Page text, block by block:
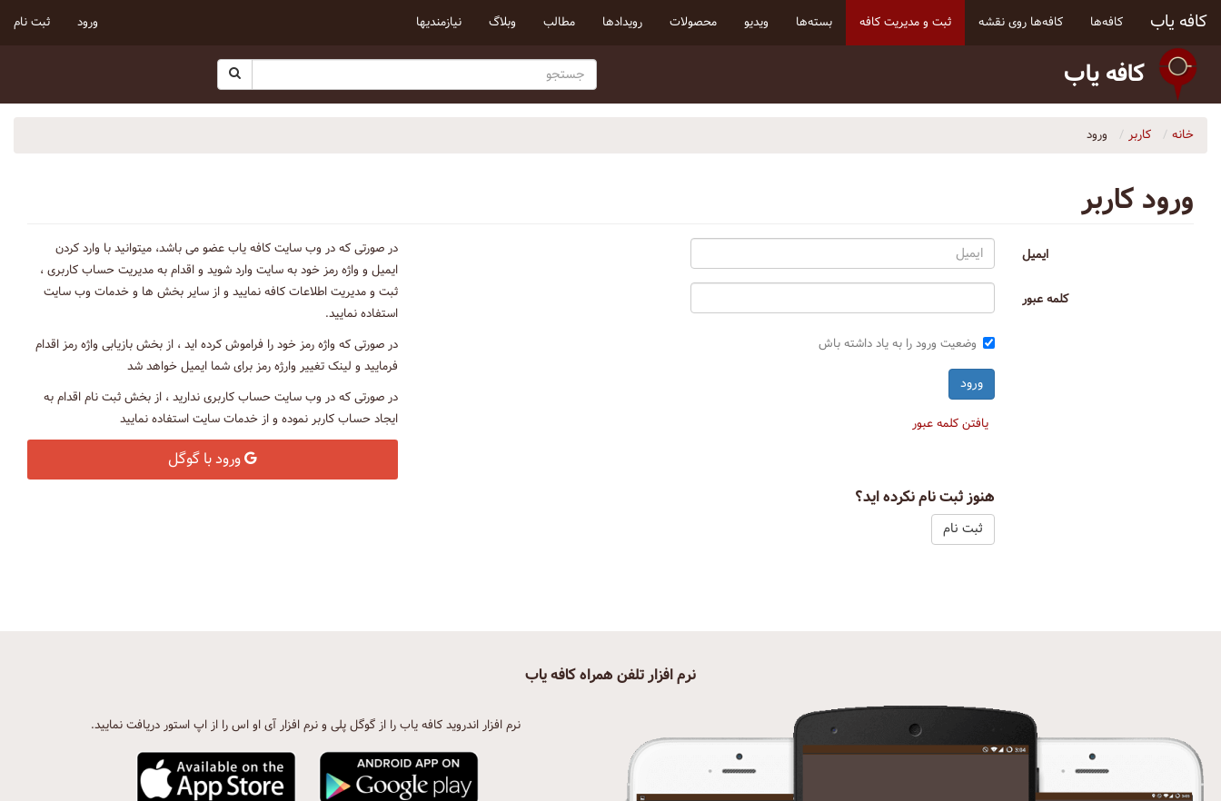
کافه یاب کافه‌ها کافه‌ها روی نقشه ثبت و مدیریت کافه بسته‌ها ویدیو محصولات رویداد‌ها مطالب وبلاگ نیازمندیها ورود ثبت نام
کافه یاب
خانه کاربر ورود
ورود کاربر
ایمیل
کلمه عبور
وضعیت ورود را به یاد داشته باش
یافتن کلمه عبور
هنوز ثبت نام نکرده اید؟
ثبت نام
در صورتی که در وب سایت کافه یاب عضو می باشد، میتوانید با وارد کردن
ایمیل و واژه رمز خود به سایت وارد شوید و اقدام به مدیریت حساب کاربری ،
ثبت و مدیریت اطلاعات کافه نمایید و از سایر بخش ها و خدمات وب سایت
استفاده نمایید.
در صورتی که واژه رمز خود را فراموش کرده اید ، از بخش بازیابی واژه رمز اقدام
فرمایید و لینک تغییر وارژه رمز برای شما ایمیل خواهد شد
در صورتی که در وب سایت حساب کاربری ندارید ، از بخش ثبت نام اقدام به
ایجاد حساب کاربر نموده و از خدمات سایت استفاده نمایید
ورود با گوگل
نرم افزار تلفن همراه کافه یاب
نرم افزار اندروید کافه یاب را از گوگل پلی و نرم افزار آی او اس را از اپ استور دریافت نمایید.